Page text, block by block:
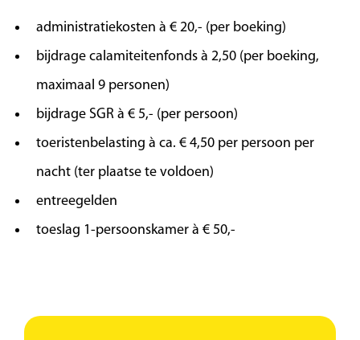
administratiekosten à € 20,- (per boeking)
bijdrage calamiteitenfonds à 2,50 (per boeking,
maximaal 9 personen)
bijdrage SGR à € 5,- (per persoon)
toeristenbelasting à ca. € 4,50 per persoon per
nacht (ter plaatse te voldoen)
entreegelden
toeslag 1-persoonskamer à € 50,-